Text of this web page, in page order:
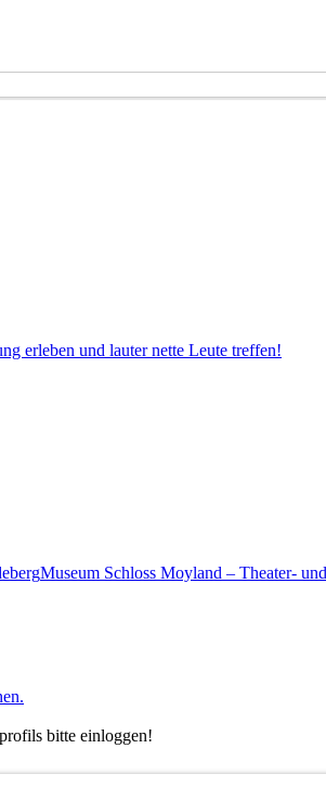
erleben und lauter nette Leute treffen!
Museum Schloss Moyland – Theater-
bitte einloggen!